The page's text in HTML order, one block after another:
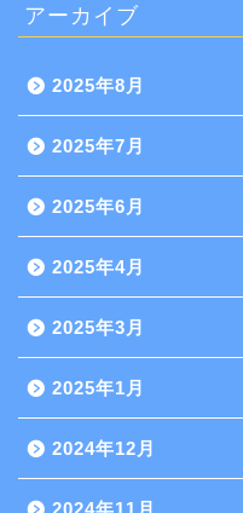
アーカイブ
2025年8月
2025年7月
2025年6月
2025年4月
2025年3月
2025年1月
2024年12月